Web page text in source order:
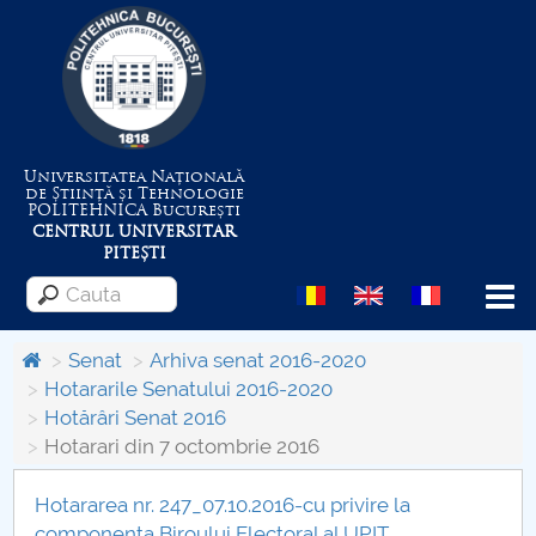
Universitatea Națională
de Știință și Tehnologie
POLITEHNICABucurești
CENTRUL UNIVERSITAR
PITEȘTI
Menu
Despre Universitate
Centrul de Management al Proiectelor
Senat
Arhiva senat 2016-2020
Hotararile Senatului 2016-2020
Hotărâri Senat 2016
Hotarari din 7 octombrie 2016
Hotararea nr. 247_07.10.2016-cu privire la